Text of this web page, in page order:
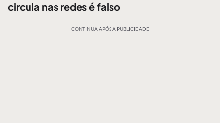
circula nas redes é falso
CONTINUA APÓS A PUBLICIDADE